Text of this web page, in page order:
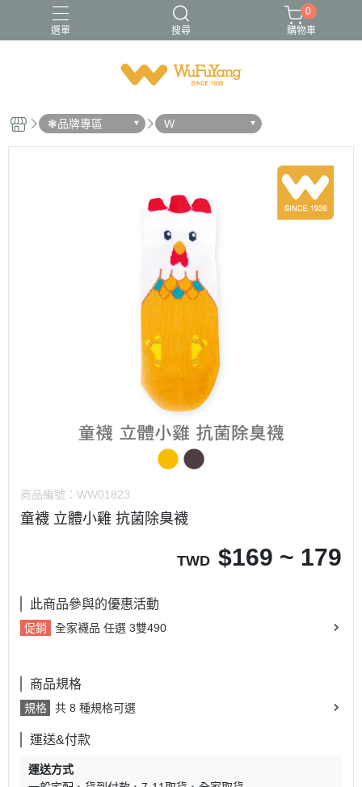
選單 搜尋
0
購物車
❃品牌專區 W
商品編號： WW01823
童襪 立體小雞 抗菌除臭襪
TWD $169 ~ 179
此商品參與的優惠活動
促銷 全家襪品 任選 3雙490
商品規格
規格 共 8 種規格可選
運送&付款
運送方式